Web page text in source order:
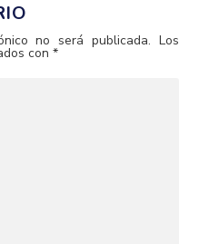
no será publicada. Los
con*